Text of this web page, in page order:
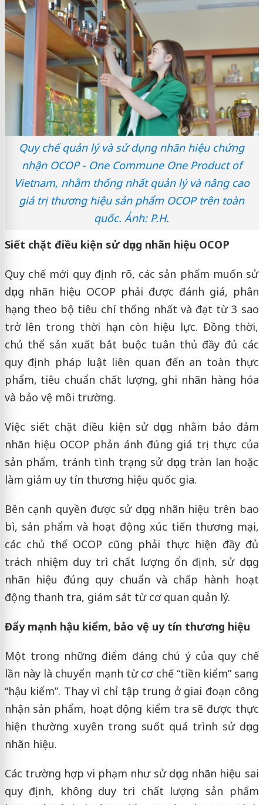
Quy chế quản lý và sử dụng nhãn hiệu chứng
nhận OCOP - One Commune One Product of
Vietnam, nhằm thống nhất quản lý và nâng cao
giá trị thương hiệu sản phẩm OCOP trên toàn
quốc. Ảnh: P.H.
Siết chặt điều kiện sử dụng nhãn hiệu OCOP
Quy chế mới quy định rõ, các sản phẩm muốn sử
dụng nhãn hiệu OCOP phải được đánh giá, phân
hạng theo bộ tiêu chí thống nhất và đạt từ 3 sao
trở lên trong thời hạn còn hiệu lực. Đồng thời,
chủ thể sản xuất bắt buộc tuân thủ đầy đủ các
quy định pháp luật liên quan đến an toàn thực
phẩm, tiêu chuẩn chất lượng, ghi nhãn hàng hóa
và bảo vệ môi trường.
Việc siết chặt điều kiện sử dụng nhằm bảo đảm
nhãn hiệu OCOP phản ánh đúng giá trị thực của
sản phẩm, tránh tình trạng sử dụng tràn lan hoặc
làm giảm uy tín thương hiệu quốc gia.
Bên cạnh quyền được sử dụng nhãn hiệu trên bao
bì, sản phẩm và hoạt động xúc tiến thương mại,
các chủ thể OCOP cũng phải thực hiện đầy đủ
trách nhiệm duy trì chất lượng ổn định, sử dụng
nhãn hiệu đúng quy chuẩn và chấp hành hoạt
động thanh tra, giám sát từ cơ quan quản lý.
Đẩy mạnh hậu kiểm, bảo vệ uy tín thương hiệu
Một trong những điểm đáng chú ý của quy chế
lần này là chuyển mạnh từ cơ chế “tiền kiểm” sang
“hậu kiểm”. Thay vì chỉ tập trung ở giai đoạn công
nhận sản phẩm, hoạt động kiểm tra sẽ được thực
hiện thường xuyên trong suốt quá trình sử dụng
nhãn hiệu.
Các trường hợp vi phạm như sử dụng nhãn hiệu sai
quy định, không duy trì chất lượng sản phẩm